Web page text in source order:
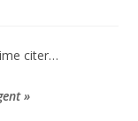
citer…
»